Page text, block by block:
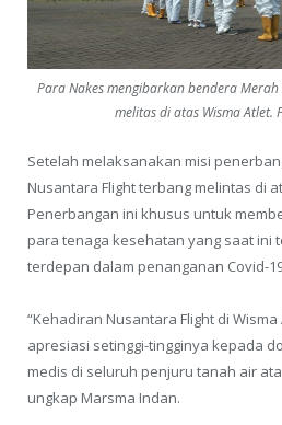
Para Nakes mengibarkan bendera
melitas di atas Wisma Atlet.
Setelah melaksanakan misi
Nusantara Flight terbang melintas di
Penerbangan ini khusus untuk
para tenaga kesehatan yang saat ini
terdepan dalam penanganan Covid-
“Kehadiran Nusantara Flight di
apresiasi setinggi-tingginya kepada
medis di seluruh penjuru tanah air
ungkap Marsma Indan.